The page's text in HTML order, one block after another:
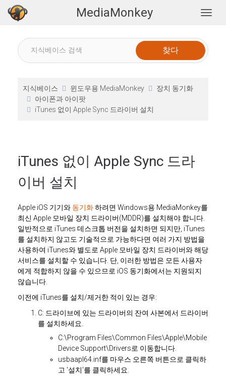
MediaMonkey
지식베이스 윈도우용 MediaMonkey
장치 동기화
아이폰과 아이팟
iTunes 없이 Apple Sync 드라이버 설치
iTunes 없이 Apple Sync 드라
이버 설치
Apple iOS 기기와 동기화하려면 Windows용 MediaMonkey를
최신 Apple 모바일 장치 드라이버(MDDR)를 설치해야 합니다.
일반적으로 iTunes 데스크톱 버전을 설치하면 되지만, iTunes
를 설치하지 않고도 기술적으로 가능하다면 여러 가지 방법을
사용하여 iTunes와 별도로 Apple 모바일 장치 드라이버와 해당
서비스를 설치할 수 있습니다. 단, 이러한 방법은 모든 사용자
에게 적합하지 않을 수 있으므로 iOS 동기화에서는 지원되지
않습니다.
이전에 iTunes를 설치/제거한 적이 있는 경우:
C: 드라이브에 있는 드라이버의 잔여 사본에서 드라이버
를 설치하세요.
C:\Program Files\Common Files\Apple\Mobile
Device Support\Drivers로 이동합니다.
usbaapl64.inf를 마우스 오른쪽 버튼으로 클릭하
고 '설치'를 클릭하세요.